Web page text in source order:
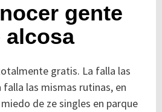
gente
alcosa
gratis. La falla las
falla las mismas rutinas, en
de ze singles en parque